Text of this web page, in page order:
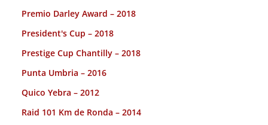
Premio Darley Award – 2018
President's Cup – 2018
Prestige Cup Chantilly – 2018
Punta Umbria – 2016
Quico Yebra – 2012
Raid 101 Km de Ronda – 2014